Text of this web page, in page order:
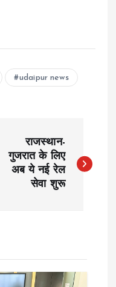
udaipur news
राजस्थान-
गुजरात के लिए
अब ये नई रेल
सेवा शुरू